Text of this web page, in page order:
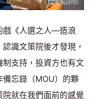
戲《人選之人—造浪
識文策院後才發現，
支持，投資方也有文
備忘錄（MOU）的夥
就在我們面前的感覺